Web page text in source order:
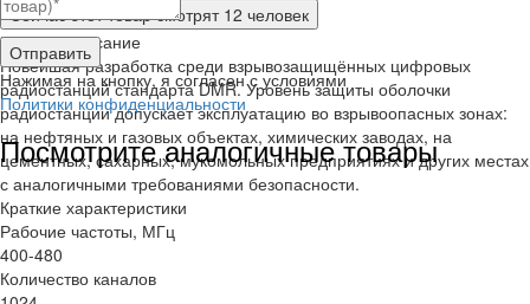
Отправить
Нажимая на кнопку, я согласен с условиями
Политики конфиденциальности
Посмотрите аналогичные товары
Сейчас этот товарсмотрят 12 человек
Краткое описание
Новейшая разработка среди взрывозащищённых цифровых
радиостанций стандарта DMR. Уровень защиты оболочки
радиостанции допускает эксплуатацию во взрывоопасных зонах:
на нефтяных и газовых объектах, химических заводах, на
цементных, сахарных, мукомольных предприятиях и других местах
с аналогичными требованиями безопасности.
Краткие характеристики
Рабочие частоты, МГц
400-480
Количество каналов